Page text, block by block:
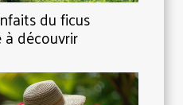
du ficus
à découvrir